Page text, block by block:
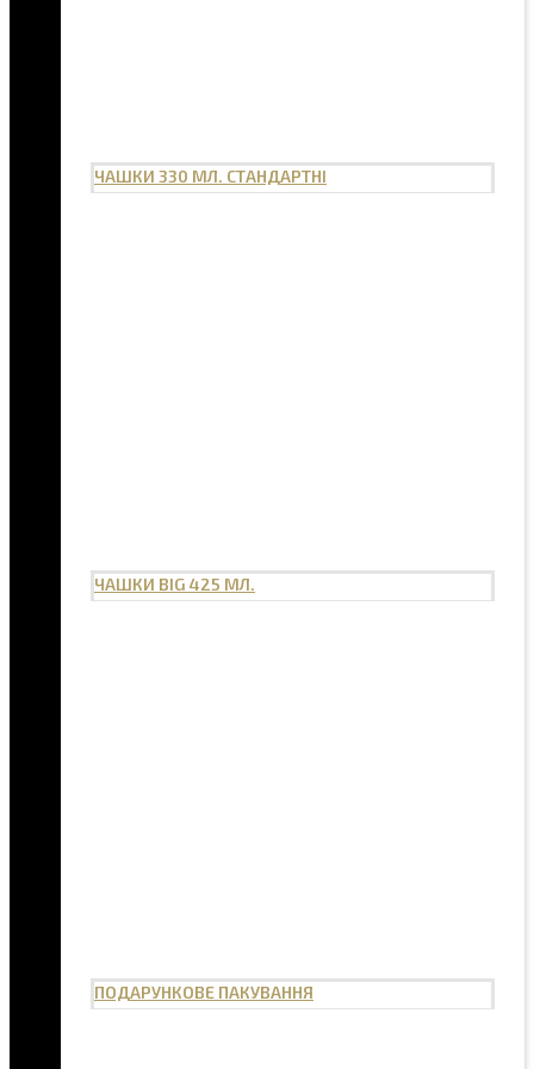
ЧАШКИ 330 МЛ. СТАНДАРТНІ
ЧАШКИ BIG 425 МЛ.
ПОДАРУНКОВЕ ПАКУВАННЯ